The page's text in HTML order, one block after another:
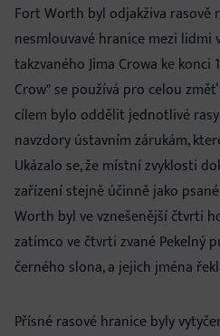
Fort Worth byl odjakživa rasově
nesmlouvavé hranice mezi lidmi
takzvaného Jima Crowa ke konci
Crow" se používá pro celou
cílem bylo oddělit jednotlivé
navzdory ústavním zárukám,
Ukázalo se, že místní zvyklosti
zařízení stejně účinně jako
Worth byl ve vznešenější čtvrti
zatímco ve čtvrti zvané Pekelný
černého slona, a jejich jména
Přísné rasové hranice byly